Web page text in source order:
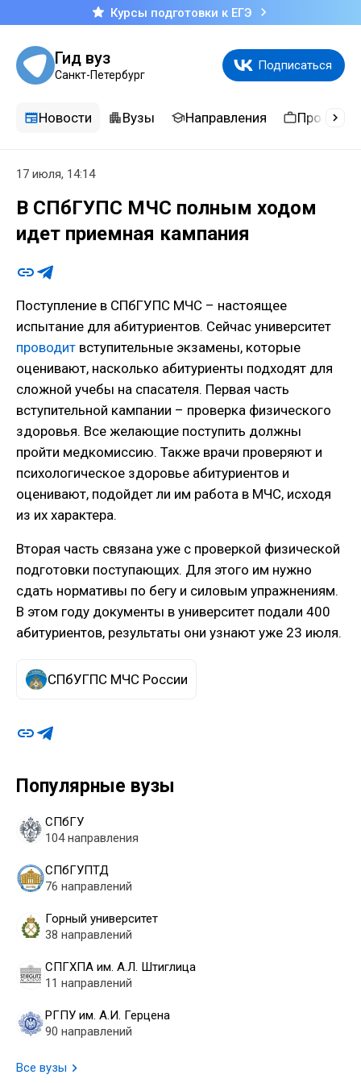
Курсы подготовки к ЕГЭ
Гид вуз
Санкт-Петербург
Подписаться
Новости Вузы Направления
Популярные вузы
СПбГУ
104 направления
СПбГУПТД
76 направлений
Горный университет
38 направлений
СПГХПА им. А.Л. Штиглица
11 направлений
РГПУ им. А.И. Герцена
90 направлений
Все вузы
17 июля, 14:14
В СПбГУПС МЧС полным ходом
идет приемная кампания
Поступление в СПбГУПС МЧС – настоящее
испытание для абитуриентов. Сейчас университет
проводит вступительные экзамены, которые
оценивают, насколько абитуриенты подходят для
сложной учебы на спасателя. Первая часть
вступительной кампании – проверка физического
здоровья. Все желающие поступить должны
пройти медкомиссию. Также врачи проверяют и
психологическое здоровье абитуриентов и
оценивают, подойдет ли им работа в МЧС, исходя
из их характера.
Вторая часть связана уже с проверкой физической
подготовки поступающих. Для этого им нужно
сдать нормативы по бегу и силовым упражнениям.
В этом году документы в университет подали 400
абитуриентов, результаты они узнают уже 23 июля.
СПбУГПС МЧС России